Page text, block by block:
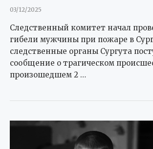
03/12/2025
Следственный комитет начал
гибели мужчины при пожаре в
следственные органы Сургута
сообщение о трагическом
произошедшем 2 …